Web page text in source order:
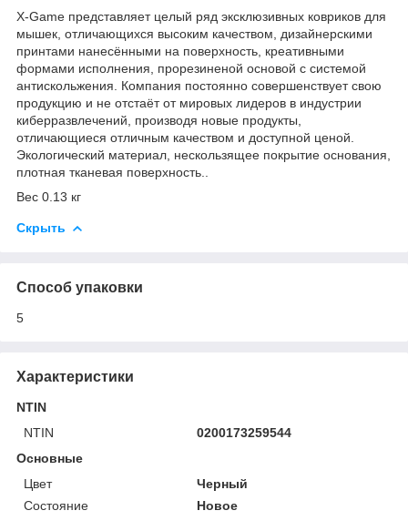
X-Game представляет целый ряд эксклюзивных ковриков для
мышек, отличающихся высоким качеством, дизайнерскими
принтами нанесёнными на поверхность, креативными
формами исполнения, прорезиненой основой с системой
антискольжения. Компания постоянно совершенствует свою
продукцию и не отстаёт от мировых лидеров в индустрии
киберразвлечений, производя новые продукты,
отличающиеся отличным качеством и доступной ценой.
Экологический материал, нескользящее покрытие основания,
плотная тканевая поверхность..
Вес 0.13 кг
Скрыть
Способ упаковки
5
Характеристики
NTIN
NTIN
0200173259544
Основные
Цвет
Черный
Состояние
Новое